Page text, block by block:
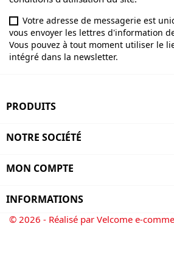
Votre adresse de messagerie est
vous envoyer les lettres d'information
Vous pouvez à tout moment utiliser le
intégré dans la newsletter.
PRODUITS
NOTRE SOCIÉTÉ
MON COMPTE
INFORMATIONS
© 2026 - Réalisé par Velcome e-